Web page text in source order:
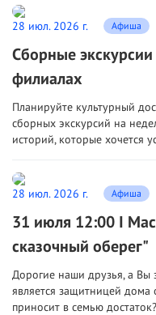
28 июл. 2026 г. Афиша
Сборные
филиалах
Планируйте культурный
сборных экскурсий на
историй, которые хочется
28 июл. 2026 г. Афиша
31 июля 12:00 I
сказочный оберег"
Дорогие наши друзья, а Вы
является защитницей дома
приносит в семью